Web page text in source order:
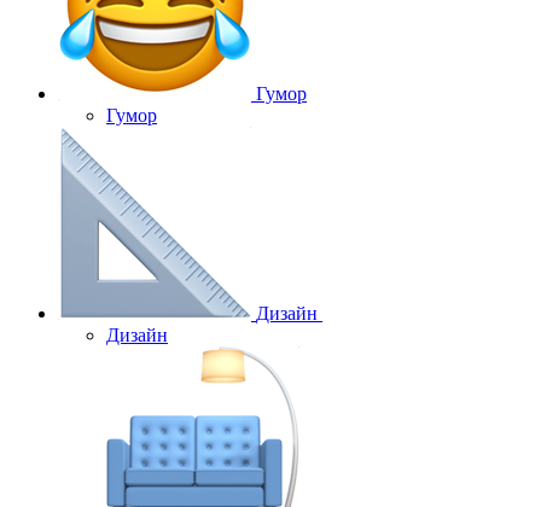
Гумор
Гумор
Дизайн
Дизайн